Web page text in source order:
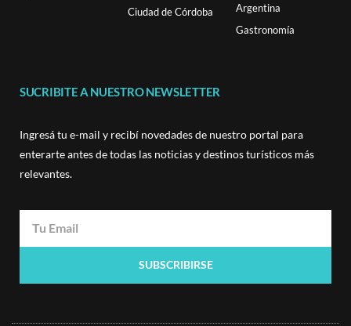
Ciudad de Córdoba
Argentina
Gastronomía
SUCRIBITE A NUESTRO NEWSLETTER
Ingresá tu e-mail y recibí novedades de nuestro portal para
enterarte antes de todas las noticias y destinos turísticos más
relevantes.
SUBSCRIBIRSE